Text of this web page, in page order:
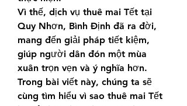
Vì thế, dịch vụ thuê mai Tết tại
Quy Nhơn, Bình Định đã ra đời,
mang đến giải pháp tiết kiệm,
giúp người dân đón một mùa
xuân trọn vẹn và ý nghĩa hơn.
Trong bài viết này, chúng ta sẽ
cùng tìm hiểu vì sao thuê mai Tết